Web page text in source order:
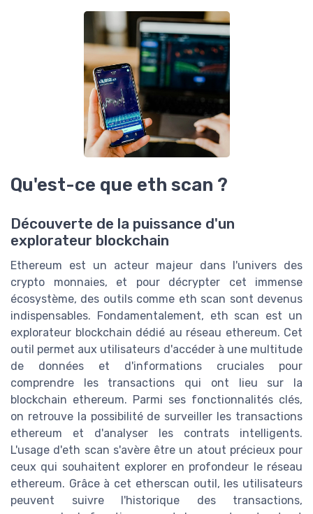
Qu'est-ce que eth scan ?
Découverte de la puissance d'un
explorateur blockchain
Ethereum est un acteur majeur dans l'univers des
crypto monnaies, et pour décrypter cet immense
écosystème, des outils comme eth scan sont devenus
indispensables. Fondamentalement, eth scan est un
explorateur blockchain dédié au réseau ethereum. Cet
outil permet aux utilisateurs d'accéder à une multitude
de données et d'informations cruciales pour
comprendre les transactions qui ont lieu sur la
blockchain ethereum. Parmi ses fonctionnalités clés,
on retrouve la possibilité de surveiller les transactions
ethereum et d'analyser les contrats intelligents.
L'usage d'eth scan s'avère être un atout précieux pour
ceux qui souhaitent explorer en profondeur le réseau
ethereum. Grâce à cet etherscan outil, les utilisateurs
peuvent suivre l'historique des transactions,